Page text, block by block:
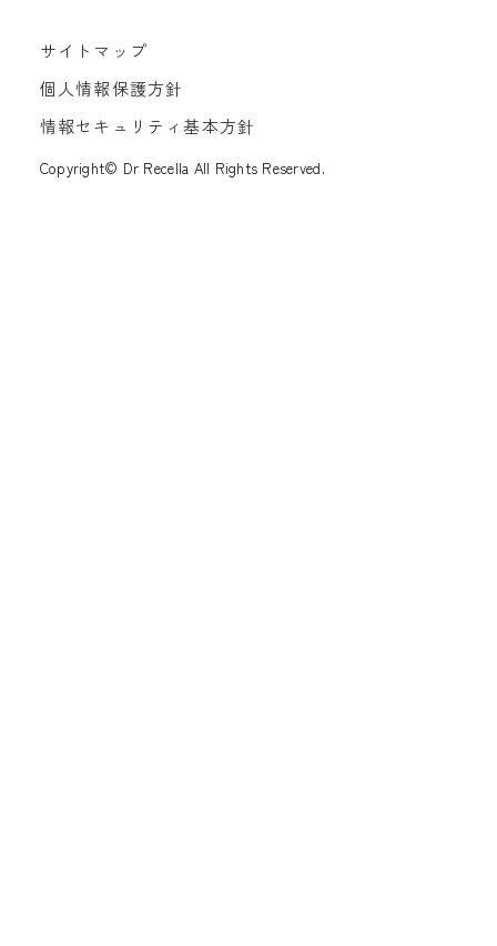
サイトマップ
個人情報保護方針
情報セキュリティ基本方針
Copyright© Dr Recella All Rights Reserved.